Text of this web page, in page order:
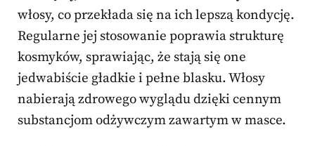
włosy, co przekłada się na ich lepszą kondycję.
Regularne jej stosowanie poprawia strukturę
kosmyków, sprawiając, że stają się one
jedwabiście gładkie i pełne blasku. Włosy
nabierają zdrowego wyglądu dzięki cennym
substancjom odżywczym zawartym w masce.